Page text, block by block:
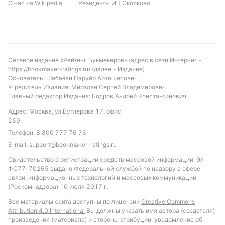
один гол, опираясь на результативность последних
больше 1.5 голов, что соответствует среднему
уровню результативности в турнире и текущему
потенциалу обеих команд.
Обновлено:
Автор
Редактор отдела ставок и прогнозов «РБ»
Автор обзоров БК и статей о букмекерах, автор прогнозов,
специализация: французский футбол
О нас на Wikipedia Резиденты ИЦ Сколково
Сетевое издание «Рейтинг Букмекеров» (адрес в сети Интернет -
https://bookmaker-ratings.ru) (далее - Издание)
Основатель: Шабазян Паруйр Арташесович
Учредитель Издания: Мирзоян Сергей Владимирович
Главный редактор Издания: Бодров Андрей Константинович
Адрес: Москва, ул.Бутлерова 17, офис
259
Телефон: 8 800 777 76 76
E-mail: support@bookmaker-ratings.ru
Свидетельство о регистрации средств массовой информации: Эл
ФС77-70265 выдано Федеральной службой по надзору в сфере
связи, информационных технологий и массовых коммуникаций
(Роскомнадзора) 10 июля 2017 г.
Все материалы сайта доступны по лицензии Creative Commons
Attribution 4.0 International Вы должны указать имя автора (создателя)
произведения (материала) и стороны атрибуции, уведомление об